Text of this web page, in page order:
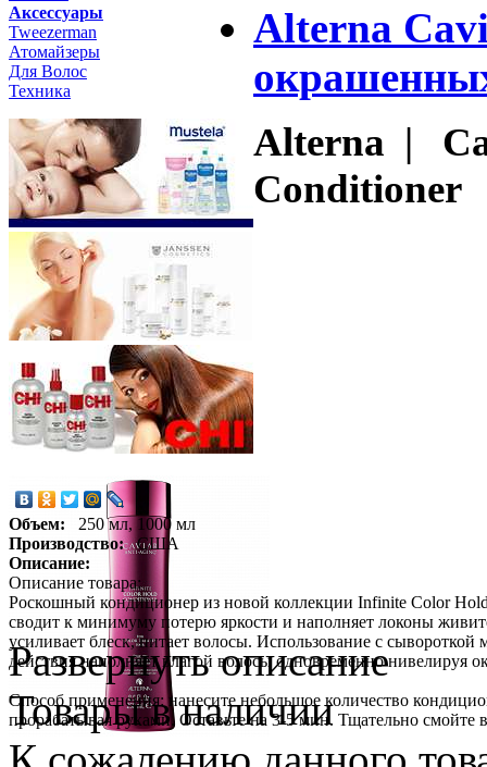
Aксессуары
Tweezerman
Атомайзеры
Для Волос
Техника
Alterna
Alterna |
Conditioner
Объем:
250 мл, 1000 мл
Производство:
США
Описание:
Описание товара:
Роскошный кондиционер из новой коллекции Infinite Сolor
сводит к минимуму потерю яркости и наполняет локоны
усиливает блеск, питает волосы. Использование с
действия наполняет влагой волосы одновременно
Способ применения: нанесите небольшое количество
прорабатывая руками. Оставьте на 3-5 мин. Тщательно смойте
Развернуть описание
Товары в наличии